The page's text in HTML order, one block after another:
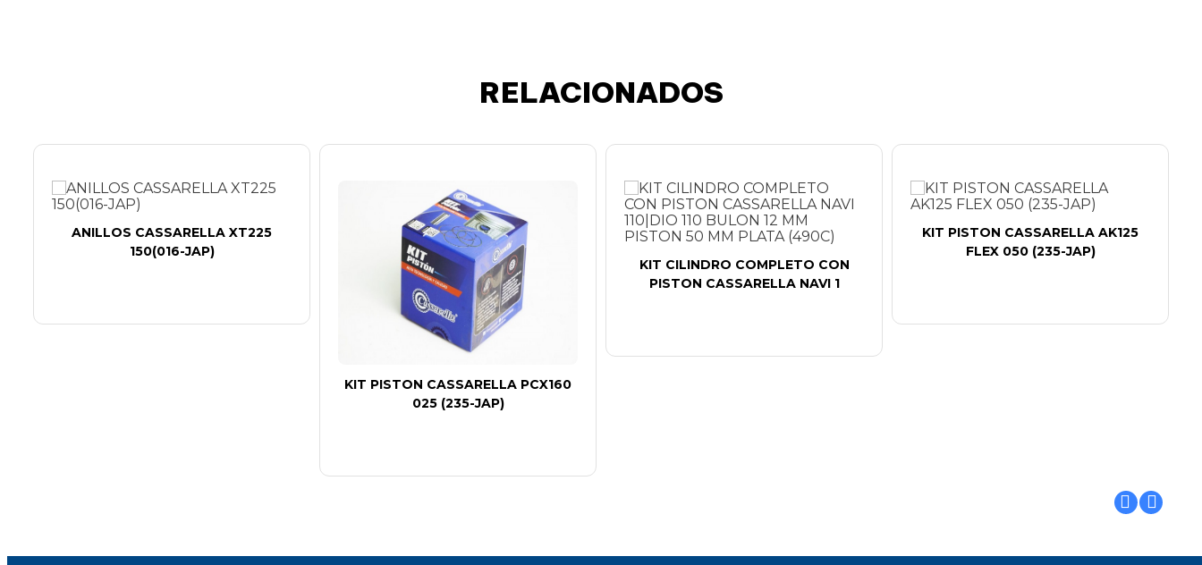
RELACIONADOS
ANILLOS CASSARELLA XT225
150(016-JAP)
KIT PISTON CASSARELLA PCX160
025 (235-JAP)
KIT CILINDRO COMPLETO CON
PISTON CASSARELLA NAVI 1
KIT PISTON CASSARELLA AK125
FLEX 050 (235-JAP)